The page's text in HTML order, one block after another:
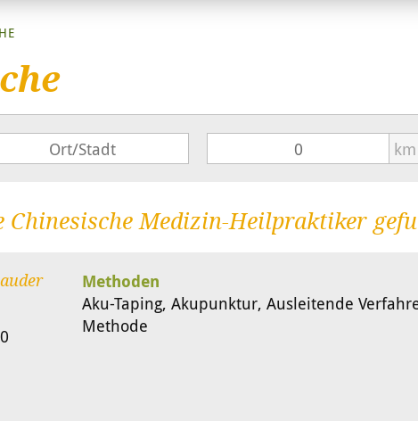
km
Medizin-Heilpraktiker
Methoden
Aku-Taping, Akupunktur, Ausleitende
Methode